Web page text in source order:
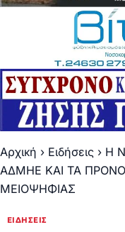
Αρχική › Ειδήσεις › Η
ΑΔΜΗΕ ΚΑΙ ΤΑ
ΜΕΙΟΨΗΦΙΑΣ
ΕΙΔΉΣΕΙΣ